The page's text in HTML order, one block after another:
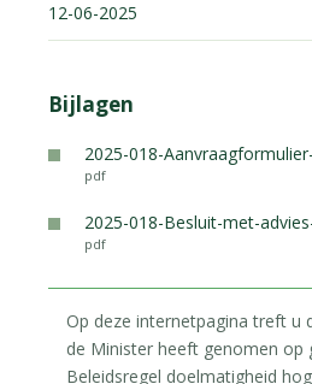
12-06-2025
Bijlagen
2025-018-
pdf
2025-018-Besluit-met-
pdf
Op deze internetpagina treft u
de Minister heeft genomen op
Beleidsregel doelmatigheid